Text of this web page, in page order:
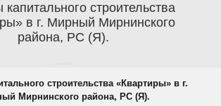
строительства
в г. Мирный Мирнинского
района, РС (Я).
строительства «Квартиры» в г.
Мирнинского района, РС (Я).